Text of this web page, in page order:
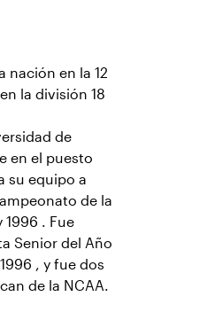
nación en la 12
la división 18
de
en el puesto
su equipo a
de la
1996 . Fue
Senior del Año
, y fue dos
de la NCAA.